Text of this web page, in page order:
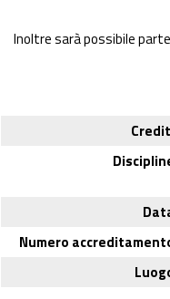
Inoltre sarà possibile
Numero